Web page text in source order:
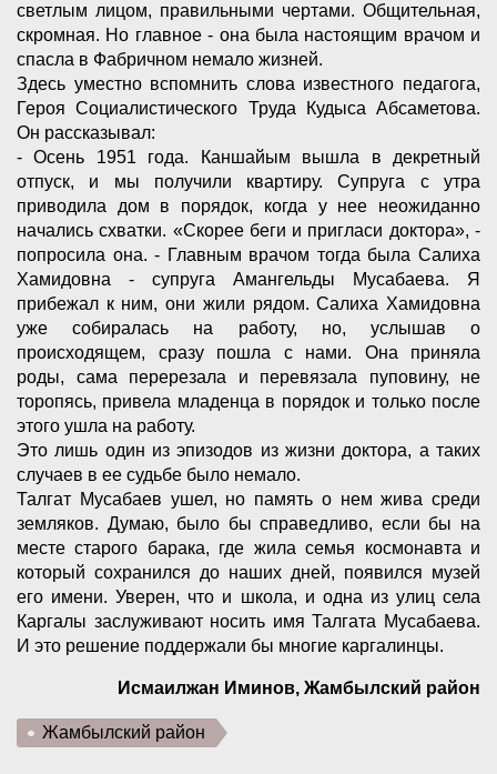
светлым лицом, правильными чертами. Общительная,
скромная. Но главное - она была настоящим врачом и
спасла в Фабричном немало жизней.
Здесь уместно вспомнить слова известного педагога,
Героя Социалистического Труда Кудыса Абсаметова.
Он рассказывал:
- Осень 1951 года. Каншайым вышла в декретный
отпуск, и мы получили квартиру. Супруга с утра
приводила дом в порядок, когда у нее неожиданно
начались схватки. «Скорее беги и пригласи доктора», -
попросила она. - Главным врачом тогда была Салиха
Хамидовна - супруга Амангельды Мусабаева. Я
прибежал к ним, они жили рядом. Салиха Хамидовна
уже собиралась на работу, но, услышав о
происходящем, сразу пошла с нами. Она приняла
роды, сама перерезала и перевязала пуповину, не
торопясь, привела младенца в порядок и только после
этого ушла на работу.
Это лишь один из эпизодов из жизни доктора, а таких
случаев в ее судьбе было немало.
Талгат Мусабаев ушел, но память о нем жива среди
земляков. Думаю, было бы справедливо, если бы на
месте старого барака, где жила семья космонавта и
который сохранился до наших дней, появился музей
его имени. Уверен, что и школа, и одна из улиц села
Каргалы заслуживают носить имя Талгата Мусабаева.
И это решение поддержали бы многие каргалинцы.
Исмаилжан Иминов, Жамбылский район
Жамбылский район